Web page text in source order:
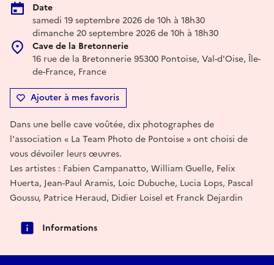
Date
samedi 19 septembre 2026 de 10h à 18h30
dimanche 20 septembre 2026 de 10h à 18h30
Cave de la Bretonnerie
16 rue de la Bretonnerie 95300 Pontoise, Val-d'Oise, Île-
de-France, France
Ajouter à mes favoris
Dans une belle cave voûtée, dix photographes de
l'association « La Team Photo de Pontoise » ont choisi de
vous dévoiler leurs œuvres.
Les artistes : Fabien Campanatto, William Guelle, Felix
Huerta, Jean-Paul Aramis, Loic Dubuche, Lucia Lops, Pascal
Goussu, Patrice Heraud, Didier Loisel et Franck Dejardin
Informations